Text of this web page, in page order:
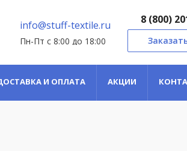
info@stuff-textile.ru
Пн-Пт с 8:00 до 18:00
8 (800)
И ОПЛАТА АКЦИИ